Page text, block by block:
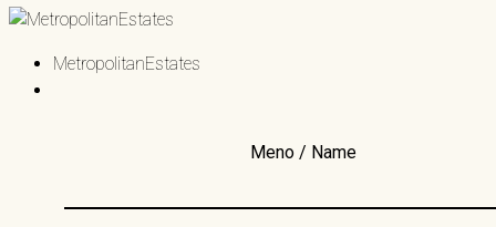
MetropolitanEstates
Meno / Name